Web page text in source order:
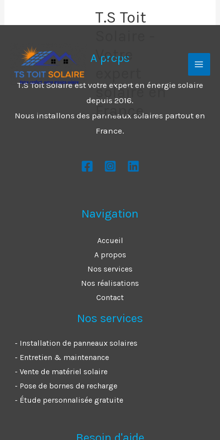
T.S Toit
Votre
solaire en
France
A props
T.S Toit Solaire est votre expert en énergie solaire
depuis 2016.
Nous installons des panneaux solaires partout en
France.
Navigation
Accueil
A propos
Nos services
Nos réalisations
Contact
Nos services
- Installation de panneaux solaires
- Entretien & maintenance
- Vente de matériel solaire
- Pose de bornes de recharge
- Étude personnalisée gratuite